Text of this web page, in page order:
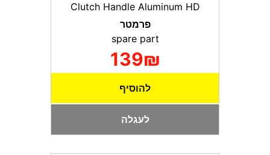
פרמטר
139₪
להוסיף
לעגלה